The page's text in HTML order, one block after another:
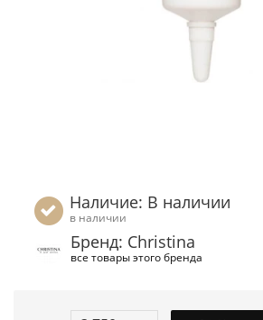
Наличие: В наличии
в наличии
Бренд: Christina
все товары этого бренда